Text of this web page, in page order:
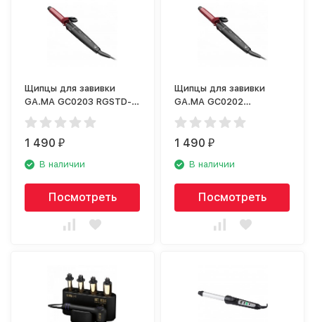
Щипцы для завивки
GA.MA GC0203 RGSTD-N
33
1 490₽
В наличии
Посмотреть
Щипцы для завивки
GA.MA GC0202
TOURMALINE 25
1 490₽
В наличии
Посмотреть